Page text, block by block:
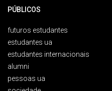
PÚBLICOS
futuros estudantes
estudantes ua
estudantes internacionais
alumni
pessoas ua